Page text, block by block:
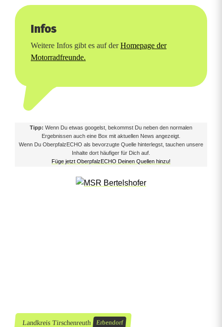
d
e
Infos
Weitere Infos gibt es auf derHomepage der
Motorradfreunde.
Tipp: Wenn Du etwas googelst, bekommst Du neben den normalen
Ergebnissen auch eine Box mit aktuellen News angezeigt.
Wenn Du OberpfalzECHO als bevorzugte Quelle hinterlegst, tauchen unsere
Inhalte dort häufiger für Dich auf.
Füge jetzt OberpfalzECHO Deinen Quellen hinzu!
Landkreis Tirschenreuth Erbendorf